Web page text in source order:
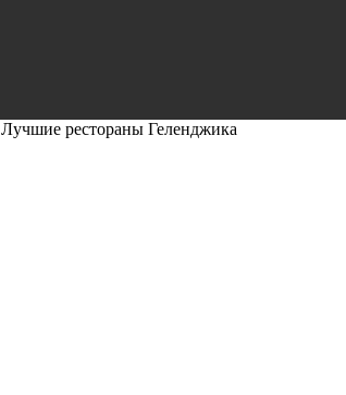
Лучшие рестораны Геленджика